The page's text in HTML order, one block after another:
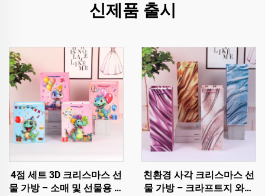
신제품 출시
4점 세트 3D 크리스마스 선
물 가방 – 소매 및 선물용 프
친환경 사각 크리스마스 선
물 가방 – 크라프트지 와인